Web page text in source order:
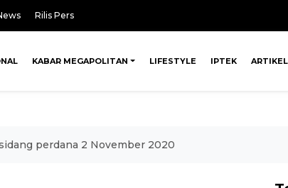
Rilis Pers
KABAR MEGAPOLITAN LIFESTYLE IPTEK ARTIKEL
perdana 2 November 2020